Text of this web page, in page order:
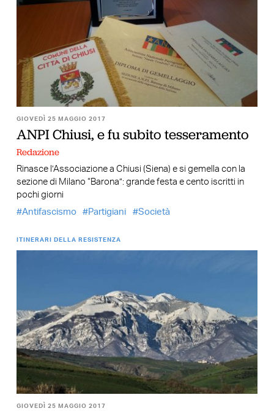
GIOVEDÌ 25 MAGGIO 2017
ANPI Chiusi, e fu subito tesseramento
Redazione
Rinasce l’Associazione a Chiusi (Siena) e si gemella con la
sezione di Milano “Barona”: grande festa e cento iscritti in
pochi giorni
Antifascismo
Partigiani Società
ITINERARI DELLA RESISTENZA
GIOVEDÌ 25 MAGGIO 2017